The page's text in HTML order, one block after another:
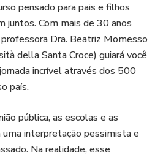
pensado para pais e filhos
juntos. Com mais de 30 anos
Dra. Beatriz Momesso
della Santa Croce) guiará você
incrível através dos 500
país.
pública, as escolas e as
interpretação pessimista e
Na realidade, esse